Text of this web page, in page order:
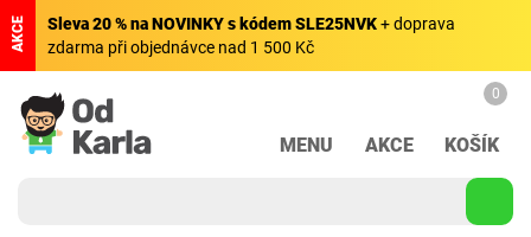
AKCE Sleva 20 % na NOVINKY s kódem SLE25NVK+ doprava
zdarma při objednávce nad 1 500 Kč
MENU AKCE
0
KOŠÍK